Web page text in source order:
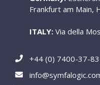
Frankfurt am Main,
ITALY: Via della
+44 (0) 7400-37-